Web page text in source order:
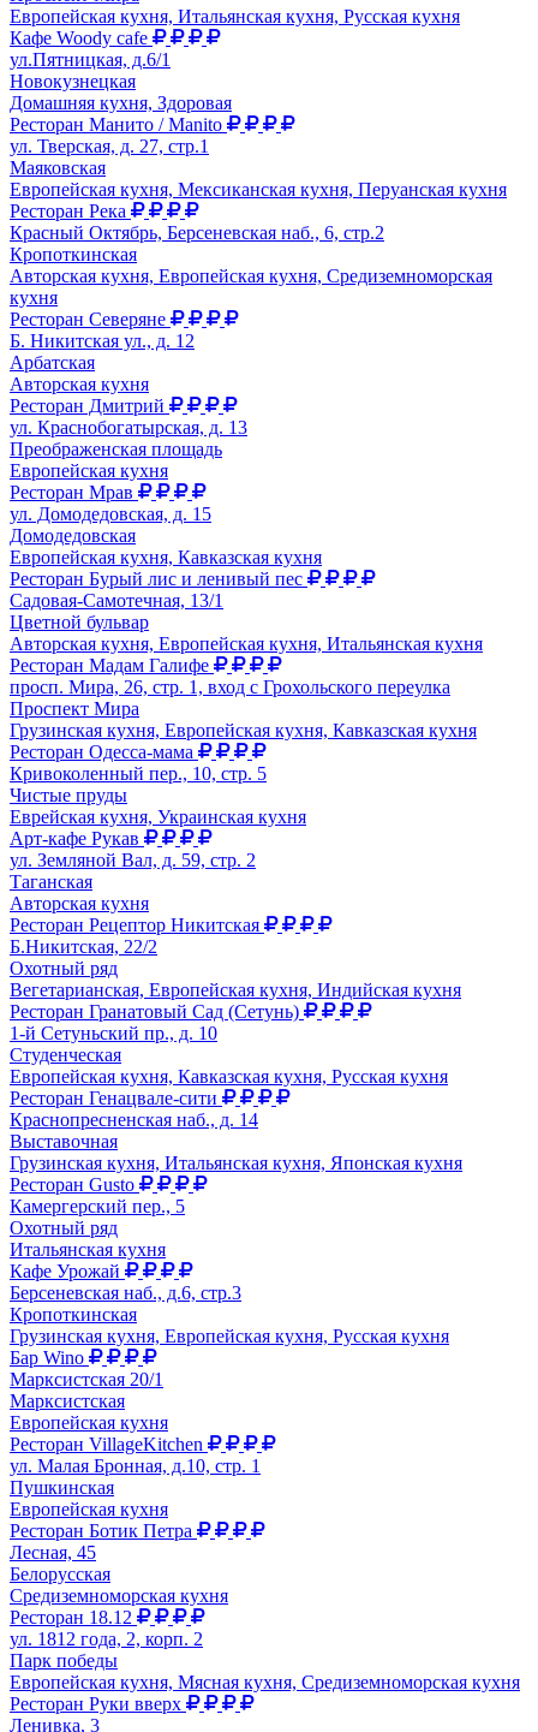
Европейская кухня, Итальянская кухня, Русская кухня
Кафе Woody cafe
ул.Пятницкая, д.6/1
Новокузнецкая
Домашняя кухня, Здоровая
Ресторан Манито / Manito
ул. Тверская, д. 27, стр.1
Маяковская
Европейская кухня, Мексиканская кухня, Перуанская кухня
Ресторан Река
Красный Октябрь, Берсеневская наб., 6, стр.2
Кропоткинская
Авторская кухня, Европейская кухня, Средиземноморская
кухня
Ресторан Северяне
Б. Никитская ул., д. 12
Арбатская
Авторская кухня
Ресторан Дмитрий
ул. Краснобогатырская, д. 13
Преображенская площадь
Европейская кухня
Ресторан Мрав
ул. Домодедовская, д. 15
Домодедовская
Европейская кухня, Кавказская кухня
Ресторан Бурый лис и ленивый пес
Садовая-Самотечная, 13/1
Цветной бульвар
Авторская кухня, Европейская кухня, Итальянская кухня
Ресторан Мадам Галифе
просп. Мира, 26, стр. 1, вход с Грохольского переулка
Проспект Мира
Грузинская кухня, Европейская кухня, Кавказская кухня
Ресторан Одесса-мама
Кривоколенный пер., 10, стр. 5
Чистые пруды
Еврейская кухня, Украинская кухня
Арт-кафе Рукав
ул. Земляной Вал, д. 59, стр. 2
Таганская
Авторская кухня
Ресторан Рецептор Никитская
Б.Никитская, 22/2
Охотный ряд
Вегетарианская, Европейская кухня, Индийская кухня
Ресторан Гранатовый Сад (Сетунь)
1-й Сетуньский пр., д. 10
Студенческая
Европейская кухня, Кавказская кухня, Русская кухня
Ресторан Генацвале-сити
Краснопресненская наб., д. 14
Выставочная
Грузинская кухня, Итальянская кухня, Японская кухня
Ресторан Gusto
Камергерский пер., 5
Охотный ряд
Итальянская кухня
Кафе Урожай
Берсеневская наб., д.6, стр.3
Кропоткинская
Грузинская кухня, Европейская кухня, Русская кухня
Бар Wino
Марксистская 20/1
Марксистская
Европейская кухня
Ресторан VillageKitchen
ул. Малая Бронная, д.10, стр. 1
Пушкинская
Европейская кухня
Ресторан Ботик Петра
Лесная, 45
Белорусская
Средиземноморская кухня
Ресторан 18.12
ул. 1812 года, 2, корп. 2
Парк победы
Европейская кухня, Мясная кухня, Средиземноморская кухня
Ресторан Руки вверх
Ленивка, 3